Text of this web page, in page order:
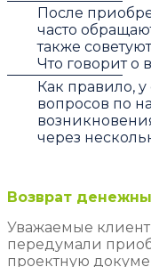
После
часто
также
Что говорит о
Как правило,
вопросов по
через
Возврат
Уважаемые
передумали
проектную